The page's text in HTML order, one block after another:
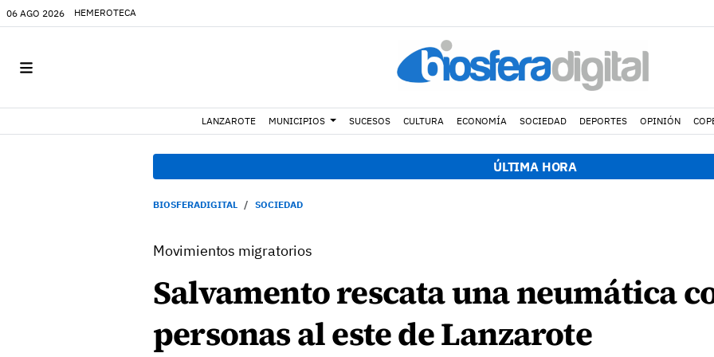
06 AGO 2026 HEMEROTECA
LANZAROTE MUNICIPIOS SUCESOS CULTURA ECONOMÍA SOCIEDAD DEPORTES OPINIÓN
ÚLTIMA HORA
BIOSFERADIGITAL SOCIEDAD
Movimientos migratorios
Salvamento rescata una neumática
personas al este de Lanzarote